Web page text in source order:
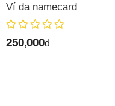
Ví da namecard
250,000đ